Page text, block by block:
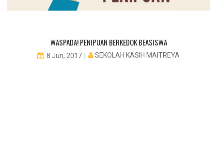
WASPADA! PENIPUAN BERKEDOK BEASISWA
8 Jun, 2017 SEKOLAH KASIH MAITREYA